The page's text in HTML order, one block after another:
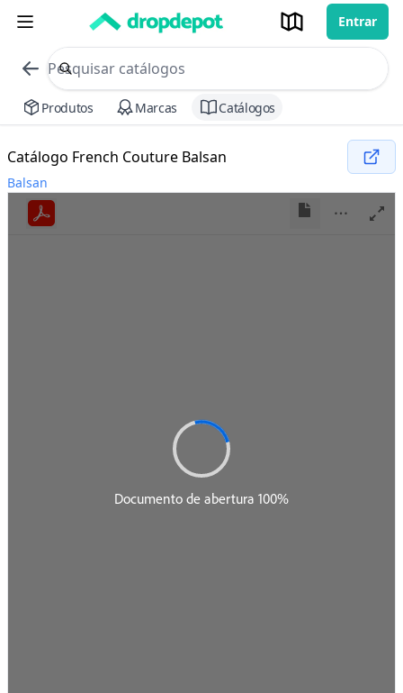
Entrar
commerce search no header
Procurar
Produtos Marcas Catálogos
Catálogo French Couture Balsan
Balsan